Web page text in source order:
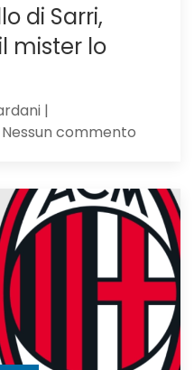
di Sarri,
mister lo
|
Nessun commento
di
Sarri,
verso
mister
chiama